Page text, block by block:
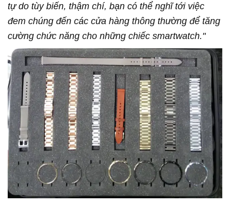
tự do tùy biến, thậm chí, bạn có thể nghĩ tới việc
đem chúng đến các cửa hàng thông thường để tăng
cường chức năng cho những chiếc smartwatch."